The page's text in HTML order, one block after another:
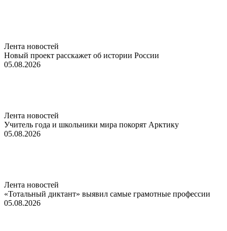
Лента новостей
Новый проект расскажет об истории России
05.08.2026
Лента новостей
Учитель года и школьники мира покорят Арктику
05.08.2026
Лента новостей
«Тотальный диктант» выявил самые грамотные профессии
05.08.2026